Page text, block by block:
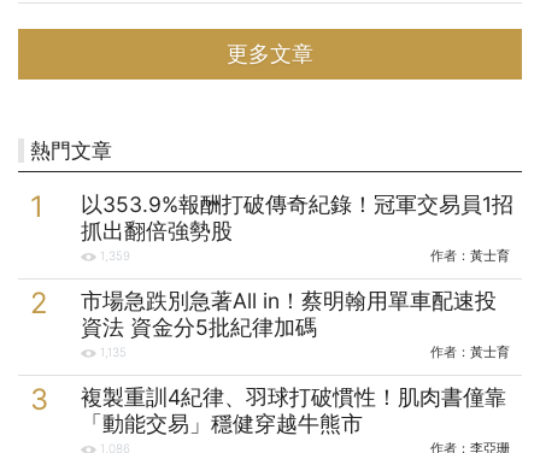
機會。 本期〈封面故事〉不僅帶你盤點AI 3大升級主線與投資標的，更
教你如何運用AI打造自動化投資助理、解決職場上各種麻煩。與其坐等
被浪潮淹沒，不如學會御AI而行，讓能力與資產一起升級！ 半年前，
Amy好不容易為公司談成一項跨國合作案，卻為簽約事宜傷透腦筋。她
更多文章
熱門文章
以353.9%報酬打破傳奇紀錄！冠軍交易員1招
抓出翻倍強勢股
1,359 作者： 黃士育
市場急跌別急著All in！蔡明翰用單車配速投
資法 資金分5批紀律加碼
1,135 作者： 黃士育
複製重訓4紀律、羽球打破慣性！肌肉書僮靠
「動能交易」穩健穿越牛熊市
1,086 作者： 李亞珊